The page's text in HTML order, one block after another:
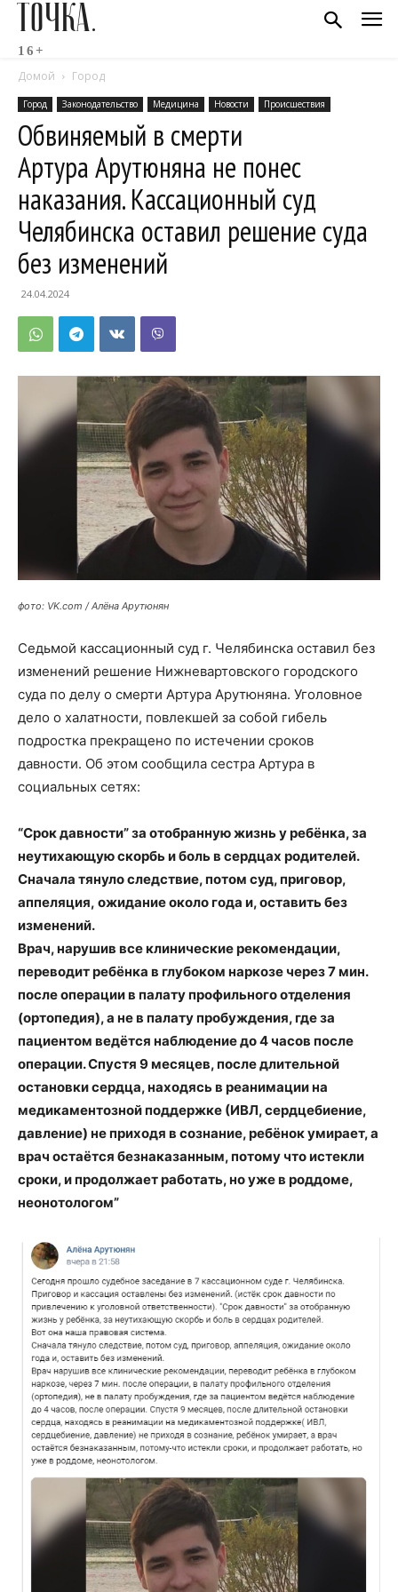
ТОЧКА.
16+
Домой Город
Город Законодательство Медицина Новости Происшествия
Обвиняемый в смерти
Артура Арутюняна не понес
наказания. Кассационный суд
Челябинска оставил решение суда
без изменений
24.04.2024
фото: VK.com / Алёна Арутюнян
Седьмой кассационный суд г. Челябинска оставил без
изменений решение Нижневартовского городского
суда по делу о смерти Артура Арутюняна. Уголовное
дело о халатности, повлекшей за собой гибель
подростка прекращено по истечении сроков
давности. Об этом сообщила сестра Артура в
социальных сетях:
“Срок давности” за отобранную жизнь у ребёнка, за
неутихающую скорбь и боль в сердцах родителей.
Сначала тянуло следствие, потом суд, приговор,
аппеляция, ожидание около года и, оставить без
изменений.
Врач, нарушив все клинические рекомендации,
переводит ребёнка в глубоком наркозе через 7 мин.
после операции в палату профильного отделения
(ортопедия), а не в палату пробуждения, где за
пациентом ведётся наблюдение до 4 часов после
операции. Спустя 9 месяцев, после длительной
остановки сердца, находясь в реанимации на
медикаментозной поддержке (ИВЛ, сердцебиение,
давление) не приходя в сознание, ребёнок умирает, а
врач остаётся безнаказанным, потому что истекли
сроки, и продолжает работать, но уже в роддоме,
неонотологом”